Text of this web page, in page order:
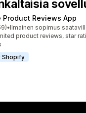
Product Reviews App
yhteensä
•Ilmainen sopimus
product reviews, star
Shopify